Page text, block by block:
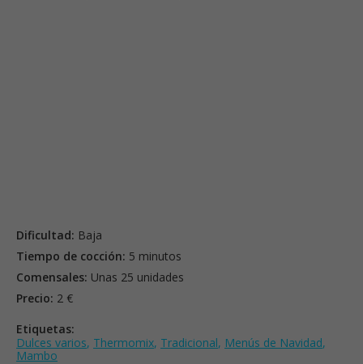
Dificultad: Baja
Tiempo de cocción: 5 minutos
Comensales: Unas 25 unidades
Precio: 2 €
Etiquetas:
Dulces varios, Thermomix, Tradicional, Menús de Navidad,
Mambo